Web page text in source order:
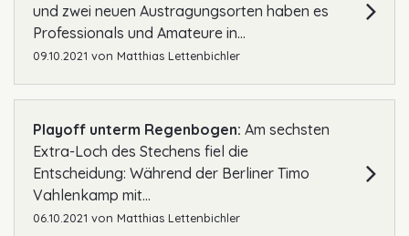
und zwei neuen Austragungsorten haben es
Professionals und Amateure in...
09.10.2021 von Matthias Lettenbichler
Playoff unterm Regenbogen: Am sechsten
Extra-Loch des Stechens fiel die
Entscheidung: Während der Berliner Timo
Vahlenkamp mit...
06.10.2021 von Matthias Lettenbichler